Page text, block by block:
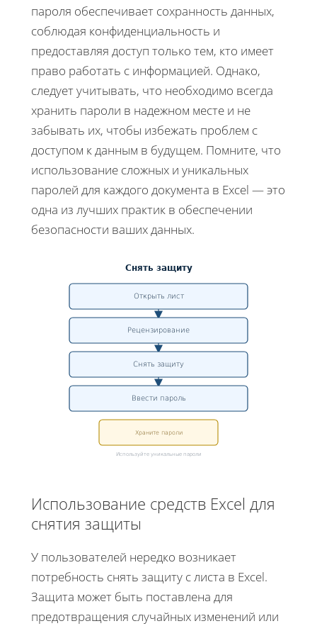
пароля обеспечивает сохранность данных,
соблюдая конфиденциальность и
предоставляя доступ только тем, кто имеет
право работать с информацией. Однако,
следует учитывать, что необходимо всегда
хранить пароли в надежном месте и не
забывать их, чтобы избежать проблем с
доступом к данным в будущем. Помните, что
использование сложных и уникальных
паролей для каждого документа в Excel — это
одна из лучших практик в обеспечении
безопасности ваших данных.
Снять защиту
Открыть лист
Рецензирование
Снять защиту
Ввести пароль
Храните пароли
Используйте уникальные пароли
Использование средств Excel для
снятия защиты
У пользователей нередко возникает
потребность снять защиту с листа в Excel.
Защита может быть поставлена для
предотвращения случайных изменений или